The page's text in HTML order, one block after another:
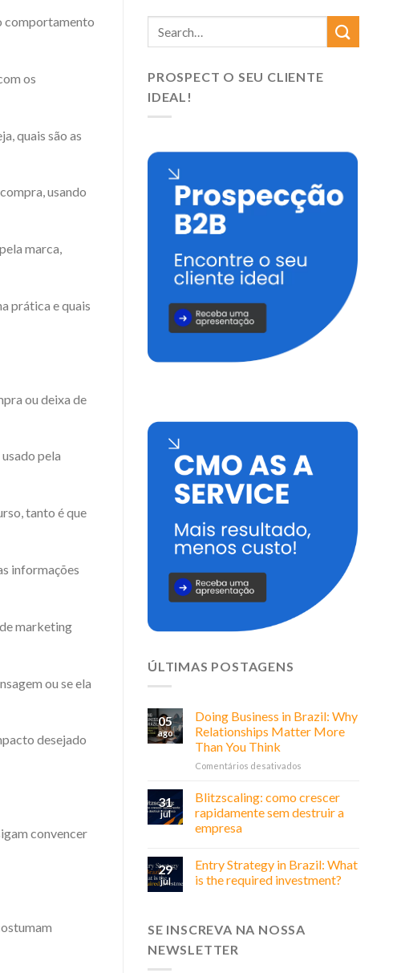
comportamento
os
quais são as
usando
marca,
prática e quais
ou deixa de
pela
tanto é que
informações
marketing
ou se ela
desejado
convencer
PROSPECT O SEU CLIENTE
IDEAL!
ÚLTIMAS POSTAGENS
05
ago
Doing Business in Brazil: Why
Relationships Matter More
Than You Think
Comentários desativados
in
Brazil:
Matter
More
Than
31
jul
Blitzscaling: como crescer
rapidamente sem destruir a
empresa
29
jul
Entry Strategy in Brazil: What
is the required investment?
SE INSCREVA NA NOSSA
NEWSLETTER